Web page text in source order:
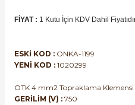
FİYAT : 1 Kutu İçin KDV Dahil
ESKİ KOD : ONKA-1199
YENİ KOD : 1020299
OTK 4 mm2 Topraklama Klemensi
GERİLİM (V) : 750